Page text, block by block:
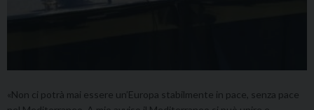
«Non ci potrà mai essere un’Europa stabilmente in pace, senza pace